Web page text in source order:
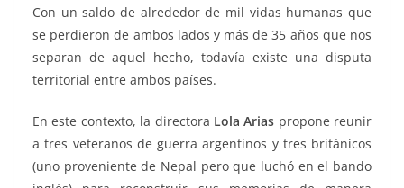
Con un saldo de alrededor de mil vidas humanas que
se perdieron de ambos lados y más de 35 años que nos
separan de aquel hecho, todavía existe una disputa
territorial entre ambos países.
En este contexto, la directora Lola Arias propone reunir
a tres veteranos de guerra argentinos y tres británicos
(uno proveniente de Nepal pero que luchó en el bando